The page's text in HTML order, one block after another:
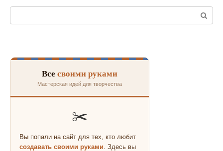
Поиск:
Все своими руками
Мастерская идей для творчества
✂️
Вы попали на сайт для тех, кто любит
создавать своими руками. Здесь вы